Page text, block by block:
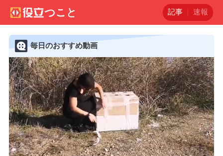
記事 速報
毎日のおすすめ動画